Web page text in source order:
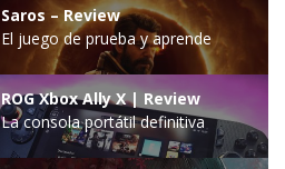
Saros – Review
El juego de prueba y aprende
ROG Xbox Ally X | Review
La consola portátil definitiva